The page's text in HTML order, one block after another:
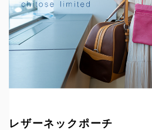
レザーネックポーチ